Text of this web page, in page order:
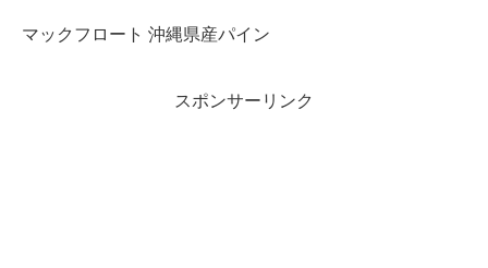
マックフロート 沖縄県産パイン
スポンサーリンク